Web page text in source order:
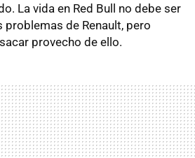
La vida en Red Bull no debe ser
de Renault, pero
provecho de ello.